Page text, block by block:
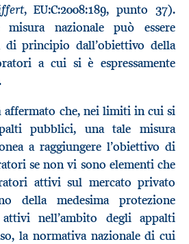
, EU:C:2008:189, punto 37).
nazionale può essere
principio dall’obiettivo della
a cui si è espressamente
affermato che, nei limiti in cui si
pubblici, una tale misura
a raggiungere l’obiettivo di
se non vi sono elementi che
attivi sul mercato privato
della medesima protezione
nell’ambito degli appalti
la normativa nazionale di cui